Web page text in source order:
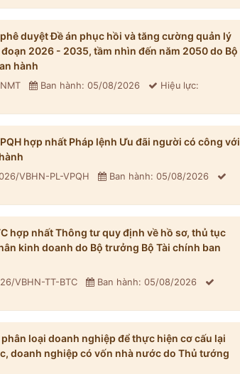
duyệt Đề án phục hồi và tăng cường quản lý
2026 - 2035, tầm nhìn đến năm 2050 do Bộ
hành
Ban hành: 05/08/2026 Hiệu lực:
hợp nhất Pháp lệnh Ưu đãi người có công với
VBHN-PL-VPQH
Ban hành: 05/08/2026
hợp nhất Thông tư quy định về hồ sơ, thủ tục
kinh doanh do Bộ trưởng Bộ Tài chính ban
VBHN-TT-BTC
Ban hành: 05/08/2026
loại doanh nghiệp để thực hiện cơ cấu lại
doanh nghiệp có vốn nhà nước do Thủ tướng